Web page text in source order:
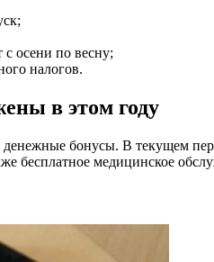
осени по весну;
налогов.
в этом году
бонусы. В текущем
бесплатное медицинское